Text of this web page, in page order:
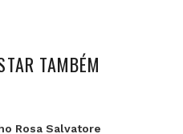
TAMBÉM
Rosa Salvatore